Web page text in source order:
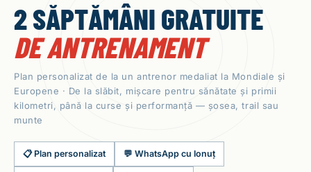
2 SĂPTĂMÂNI GRATUITE
DE ANTRENAMENT
Plan personalizat de la un antrenor medaliat la Mondiale și
Europene · De la slăbit, mișcare pentru sănătate și primii
kilometri, până la curse și performanță — șosea, trail sau
munte
📋 Plan personalizat 💬 WhatsApp cu Ionuț